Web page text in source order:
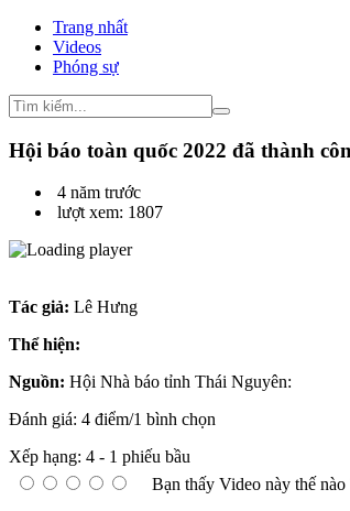
Trang nhất
Videos
Phóng sự
Hội báo toàn quốc 2022 đã thành
4 năm trước
lượt xem: 1807
Tác giả: Lê Hưng
Thể hiện:
Nguồn: Hội Nhà báo tỉnh Thái Nguyên:
Đánh giá: 4 điểm/1 bình chọn
Xếp hạng: 4 - 1 phiếu bầu
Bạn thấy Video này thế nào